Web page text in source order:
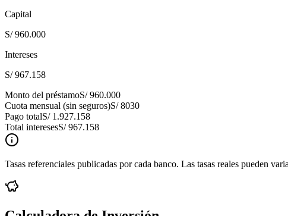
Capital
S/ 960.000
Intereses
S/ 967.158
Monto del préstamoS/ 960.000
Cuota mensual (sin seguros)S/ 8030
Pago totalS/ 1.927.158
Total interesesS/ 967.158
Tasas referenciales publicadas por cada banco. Las tasas reales pueden